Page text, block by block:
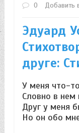
0
Добавить
Эдуард
друге:
У меня что-
Словно в нем
Друг у меня
Но он обо